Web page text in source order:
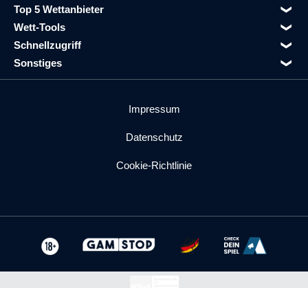
Top 5 Wettanbieter
Wett-Tools
Schnellzugriff
Sonstiges
Impressum
Datenschutz
Cookie-Richtlinie